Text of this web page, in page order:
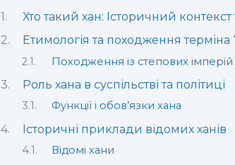
Хто такий хан: Історичний
Етимологія та походження терміна
Походження із степових імперій
Роль хана в суспільстві та політиці
Функції і обов’язки хана
Історичні приклади відомих ханів
Відомі хани